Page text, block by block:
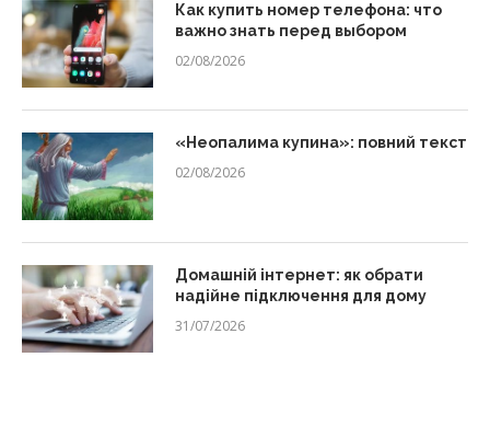
Как купить номер телефона: что
важно знать перед выбором
02/08/2026
«Неопалима купина»: повний текст
02/08/2026
Домашній інтернет: як обрати
надійне підключення для дому
31/07/2026